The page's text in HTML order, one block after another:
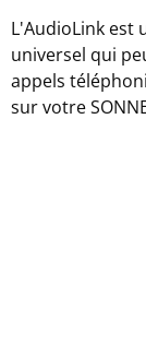
L'AudioLink est
universel qui
appels
sur votre